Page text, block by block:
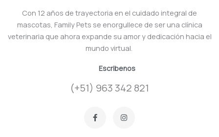
Con 12 años de trayectoria en el cuidado integral de
mascotas, Family Pets se enorgullece de ser una clínica
veterinaria que ahora expande su amor y dedicación hacia el
mundo virtual.
Escribenos
(+51) 963 342 821
a
c
n
s